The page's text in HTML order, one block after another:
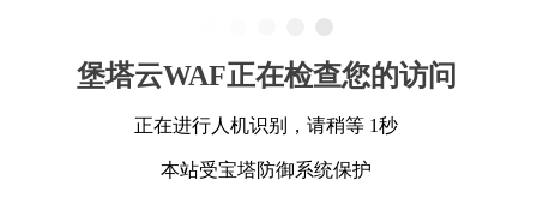
堡塔云WAF正在检查您的访问
正在进行人机识别，请稍等 1秒
本站受宝塔防御系统保护